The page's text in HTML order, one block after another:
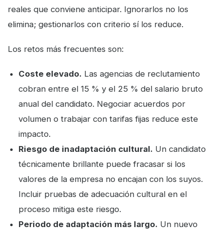
reales que conviene anticipar. Ignorarlos no los
elimina; gestionarlos con criterio sí los reduce.
Los retos más frecuentes son:
Coste elevado. Las agencias de reclutamiento
cobran entre el 15 % y el 25 % del salario bruto
anual del candidato. Negociar acuerdos por
volumen o trabajar con tarifas fijas reduce este
impacto.
Riesgo de inadaptación cultural. Un candidato
técnicamente brillante puede fracasar si los
valores de la empresa no encajan con los suyos.
Incluir pruebas de adecuación cultural en el
proceso mitiga este riesgo.
Periodo de adaptación más largo. Un nuevo